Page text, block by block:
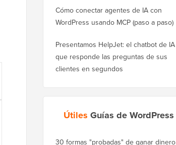
Cómo conectar agentes de IA con
WordPress usando MCP (paso a paso)
Presentamos HelpJet: el chatbot de IA
que responde las preguntas de sus
clientes en segundos
Útiles Guías de WordPress
30 formas "probadas" de ganar dinero